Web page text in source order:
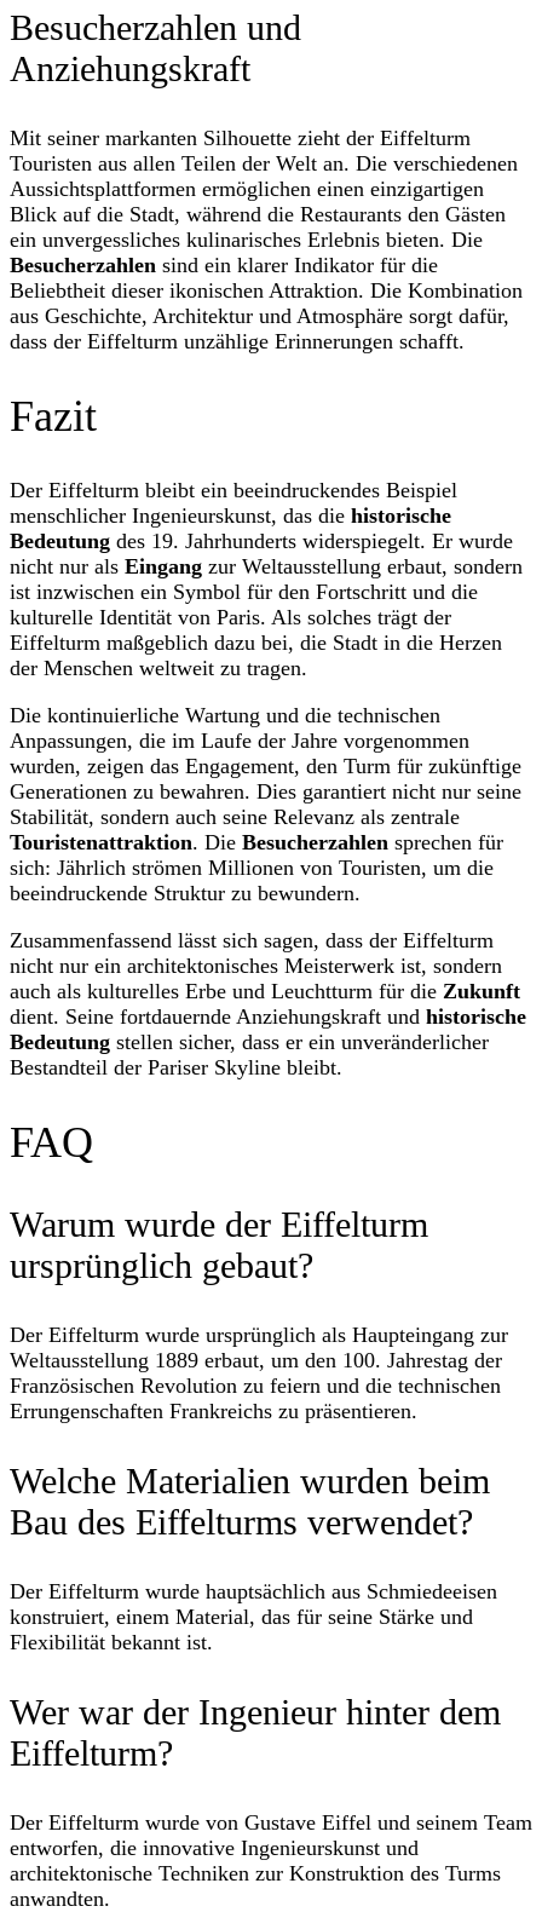
Besucherzahlen und
Anziehungskraft
Mit seiner markanten Silhouette zieht der Eiffelturm
Touristen aus allen Teilen der Welt an. Die verschiedenen
Aussichtsplattformen ermöglichen einen einzigartigen
Blick auf die Stadt, während die Restaurants den Gästen
ein unvergessliches kulinarisches Erlebnis bieten. Die
Besucherzahlen sind ein klarer Indikator für die
Beliebtheit dieser ikonischen Attraktion. Die Kombination
aus Geschichte, Architektur und Atmosphäre sorgt dafür,
dass der Eiffelturm unzählige Erinnerungen schafft.
Fazit
Der Eiffelturm bleibt ein beeindruckendes Beispiel
menschlicher Ingenieurskunst, das die historische
Bedeutung des 19. Jahrhunderts widerspiegelt. Er wurde
nicht nur als Eingang zur Weltausstellung erbaut, sondern
ist inzwischen ein Symbol für den Fortschritt und die
kulturelle Identität von Paris. Als solches trägt der
Eiffelturm maßgeblich dazu bei, die Stadt in die Herzen
der Menschen weltweit zu tragen.
Die kontinuierliche Wartung und die technischen
Anpassungen, die im Laufe der Jahre vorgenommen
wurden, zeigen das Engagement, den Turm für zukünftige
Generationen zu bewahren. Dies garantiert nicht nur seine
Stabilität, sondern auch seine Relevanz als zentrale
Touristenattraktion. Die Besucherzahlen sprechen für
sich: Jährlich strömen Millionen von Touristen, um die
beeindruckende Struktur zu bewundern.
Zusammenfassend lässt sich sagen, dass der Eiffelturm
nicht nur ein architektonisches Meisterwerk ist, sondern
auch als kulturelles Erbe und Leuchtturm für die Zukunft
dient. Seine fortdauernde Anziehungskraft und historische
Bedeutung stellen sicher, dass er ein unveränderlicher
Bestandteil der Pariser Skyline bleibt.
FAQ
Warum wurde der Eiffelturm
ursprünglich gebaut?
Der Eiffelturm wurde ursprünglich als Haupteingang zur
Weltausstellung 1889 erbaut, um den 100. Jahrestag der
Französischen Revolution zu feiern und die technischen
Errungenschaften Frankreichs zu präsentieren.
Welche Materialien wurden beim
Bau des Eiffelturms verwendet?
Der Eiffelturm wurde hauptsächlich aus Schmiedeeisen
konstruiert, einem Material, das für seine Stärke und
Flexibilität bekannt ist.
Wer war der Ingenieur hinter dem
Eiffelturm?
Der Eiffelturm wurde von Gustave Eiffel und seinem Team
entworfen, die innovative Ingenieurskunst und
architektonische Techniken zur Konstruktion des Turms
anwandten.